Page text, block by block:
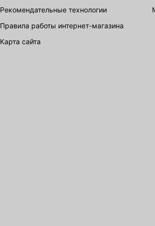
Рекомендательные технологии
Правила работы интернет-магазина
карта сайта